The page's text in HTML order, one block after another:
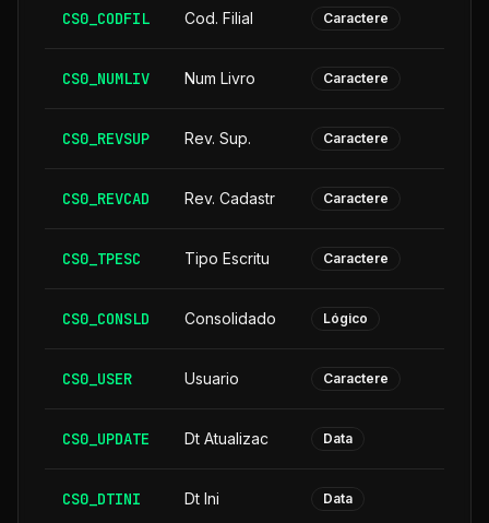
CS0_CODFIL Cod. Filial Caractere
CS0_NUMLIV Num Livro Caractere
CS0_REVSUP Rev. Sup. Caractere
CS0_REVCAD Rev. Cadastr Caractere
CS0_TPESC Tipo Escritu Caractere
CS0_CONSLD Consolidado Lógico
CS0_USER Usuario Caractere
CS0_UPDATE Dt Atualizac Data
CS0_DTINI Dt Ini Data